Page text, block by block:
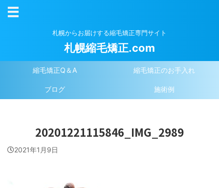
札幌からお届けする縮毛矯正専門サイト
札幌縮毛矯正.com
縮毛矯正Q＆A 縮毛矯正のお手入れ
ブログ 施術例
20201221115846_IMG_2989
2021年1月9日